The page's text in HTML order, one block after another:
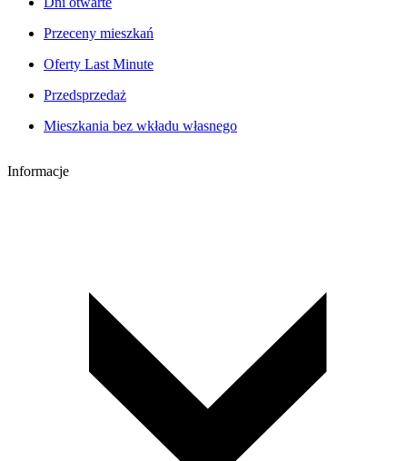
Przeceny mieszkań
Oferty Last Minute
Przedsprzedaż
Mieszkania bez wkładu własnego
Informacje